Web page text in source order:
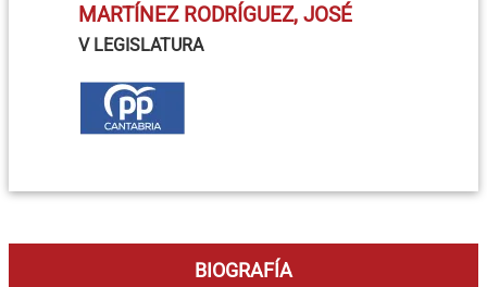
MARTÍNEZ RODRÍGUEZ, JOSÉ
V LEGISLATURA
BIOGRAFÍA